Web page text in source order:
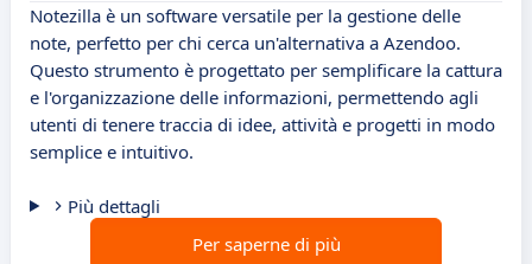
Notezilla è un software versatile per la gestione delle
note, perfetto per chi cerca un'alternativa a Azendoo.
Questo strumento è progettato per semplificare la cattura
e l'organizzazione delle informazioni, permettendo agli
utenti di tenere traccia di idee, attività e progetti in modo
semplice e intuitivo.
Più dettagli
Per saperne di più